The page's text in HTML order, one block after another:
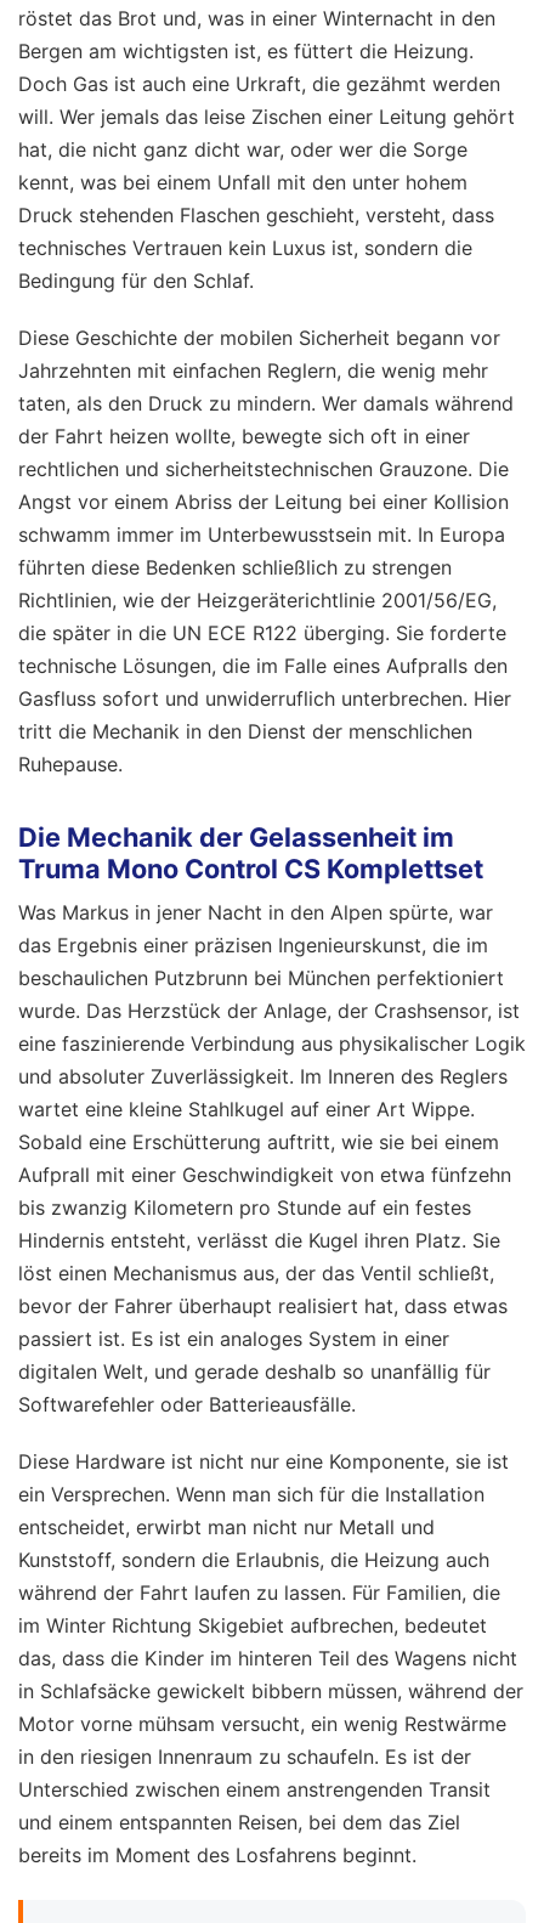
röstet das Brot und, was in einer Winternacht in den
Bergen am wichtigsten ist, es füttert die Heizung.
Doch Gas ist auch eine Urkraft, die gezähmt werden
will. Wer jemals das leise Zischen einer Leitung gehört
hat, die nicht ganz dicht war, oder wer die Sorge
kennt, was bei einem Unfall mit den unter hohem
Druck stehenden Flaschen geschieht, versteht, dass
technisches Vertrauen kein Luxus ist, sondern die
Bedingung für den Schlaf.
Diese Geschichte der mobilen Sicherheit begann vor
Jahrzehnten mit einfachen Reglern, die wenig mehr
taten, als den Druck zu mindern. Wer damals während
der Fahrt heizen wollte, bewegte sich oft in einer
rechtlichen und sicherheitstechnischen Grauzone. Die
Angst vor einem Abriss der Leitung bei einer Kollision
schwamm immer im Unterbewusstsein mit. In Europa
führten diese Bedenken schließlich zu strengen
Richtlinien, wie der Heizgeräterichtlinie 2001/56/EG,
die später in die UN ECE R122 überging. Sie forderte
technische Lösungen, die im Falle eines Aufpralls den
Gasfluss sofort und unwiderruflich unterbrechen. Hier
tritt die Mechanik in den Dienst der menschlichen
Ruhepause.
Die Mechanik der Gelassenheit im
Truma Mono Control CS Komplettset
Was Markus in jener Nacht in den Alpen spürte, war
das Ergebnis einer präzisen Ingenieurskunst, die im
beschaulichen Putzbrunn bei München perfektioniert
wurde. Das Herzstück der Anlage, der Crashsensor, ist
eine faszinierende Verbindung aus physikalischer Logik
und absoluter Zuverlässigkeit. Im Inneren des Reglers
wartet eine kleine Stahlkugel auf einer Art Wippe.
Sobald eine Erschütterung auftritt, wie sie bei einem
Aufprall mit einer Geschwindigkeit von etwa fünfzehn
bis zwanzig Kilometern pro Stunde auf ein festes
Hindernis entsteht, verlässt die Kugel ihren Platz. Sie
löst einen Mechanismus aus, der das Ventil schließt,
bevor der Fahrer überhaupt realisiert hat, dass etwas
passiert ist. Es ist ein analoges System in einer
digitalen Welt, und gerade deshalb so unanfällig für
Softwarefehler oder Batterieausfälle.
Diese Hardware ist nicht nur eine Komponente, sie ist
ein Versprechen. Wenn man sich für die Installation
entscheidet, erwirbt man nicht nur Metall und
Kunststoff, sondern die Erlaubnis, die Heizung auch
während der Fahrt laufen zu lassen. Für Familien, die
im Winter Richtung Skigebiet aufbrechen, bedeutet
das, dass die Kinder im hinteren Teil des Wagens nicht
in Schlafsäcke gewickelt bibbern müssen, während der
Motor vorne mühsam versucht, ein wenig Restwärme
in den riesigen Innenraum zu schaufeln. Es ist der
Unterschied zwischen einem anstrengenden Transit
und einem entspannten Reisen, bei dem das Ziel
bereits im Moment des Losfahrens beginnt.